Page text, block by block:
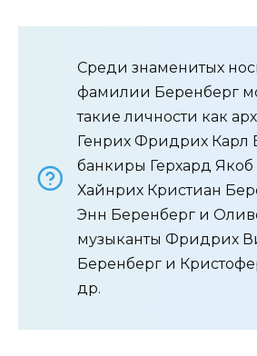
Среди знаменитых
фамилии Беренберг
такие личности как
Генрих Фридрих Карл
банкиры Герхард
Хайнрих Кристиан
Энн Беренберг и
музыканты Фридрих
Беренберг и
др.